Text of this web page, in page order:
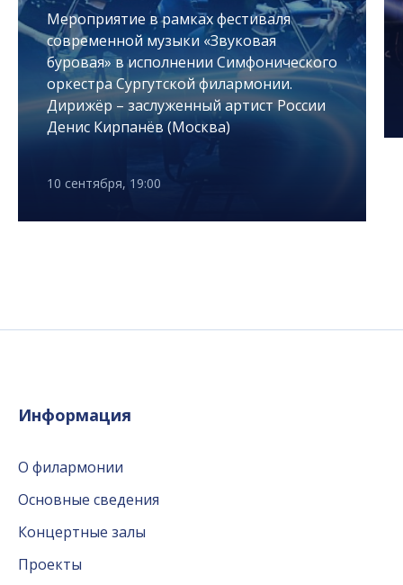
Мероприятие в рамках фестиваля
современной музыки «Звуковая
буровая» в исполнении Симфонического
оркестра Сургутской филармонии.
Дирижёр – заслуженный артист России
Денис Кирпанёв (Москва)
10 сентября, 19:00
Информация
О филармонии
Основные сведения
Концертные залы
Проекты